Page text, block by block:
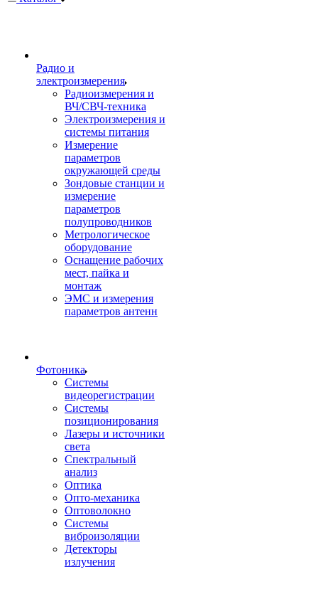
Радио и
электроизмерения
Радиоизмерения и
ВЧ/СВЧ-техника
Электроизмерения и
системы питания
Измерение
параметров
окружающей среды
Зондовые станции и
измерение
параметров
полупроводников
Метрологическое
оборудование
Оснащение рабочих
мест, пайка и
монтаж
ЭМС и измерения
параметров антенн
Фотоника
Cистемы
видеорегистрации
Системы
позиционирования
Лазеры и источники
света
Спектральный
анализ
Оптика
Опто-механика
Оптоволокно
Системы
виброизоляции
Детекторы
излучения